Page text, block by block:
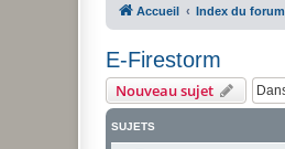
Accueil Index du forum
E-Firestorm
Nouveau sujet
SUJETS